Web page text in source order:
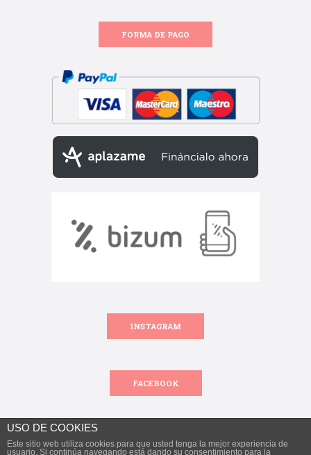
FORMA DE PAGO
INSTAGRAM
FACEBOOK
USO DE COOKIES
Este sitio web utiliza cookies para que usted tenga la mejor experiencia de
usuario. Si continúa navegando está dando su consentimiento para la